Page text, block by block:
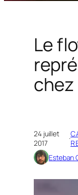
Le
chez
24 juillet
2017
·
Esteban